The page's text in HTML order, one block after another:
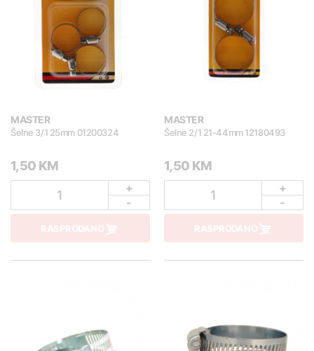
MASTER
Šelne 3/1 25mm 01200324
1,50 KM
1
+
-
RASPRODANO
MASTER
Šelne 2/1 21-44mm 12180493
1,50 KM
1
+
-
RASPRODANO